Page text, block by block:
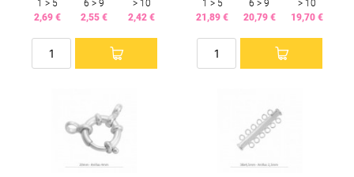
1 > 5
2,69 €
6 > 9
2,55 €
> 10
2,42 €
1 > 5
21,89 €
6 > 9
20,79 €
> 10
19,70 €